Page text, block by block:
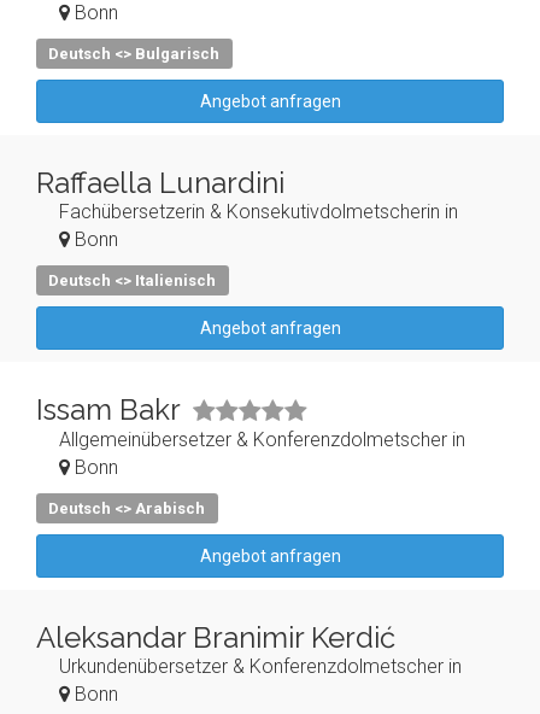
Bonn
Deutsch <> Bulgarisch
Angebot anfragen
Raffaella Lunardini
Fachübersetzerin & Konsekutivdolmetscherin in
Bonn
Deutsch <> Italienisch
Angebot anfragen
Issam Bakr
Allgemeinübersetzer & Konferenzdolmetscher in
Bonn
Deutsch <> Arabisch
Angebot anfragen
Aleksandar Branimir Kerdić
Urkundenübersetzer & Konferenzdolmetscher in
Bonn